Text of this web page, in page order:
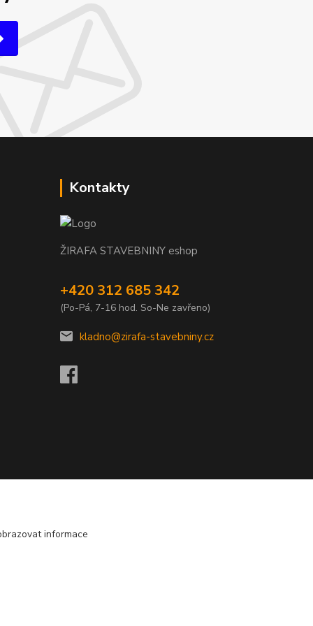
Kontakty
ŽIRAFA STAVEBNINY eshop
+420 312 685 342
(Po-Pá, 7-16 hod. So-Ne zavřeno)
kladno@zirafa-stavebniny.cz
informace